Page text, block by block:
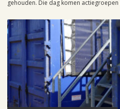
gehouden. Die dag komen actiegroepen